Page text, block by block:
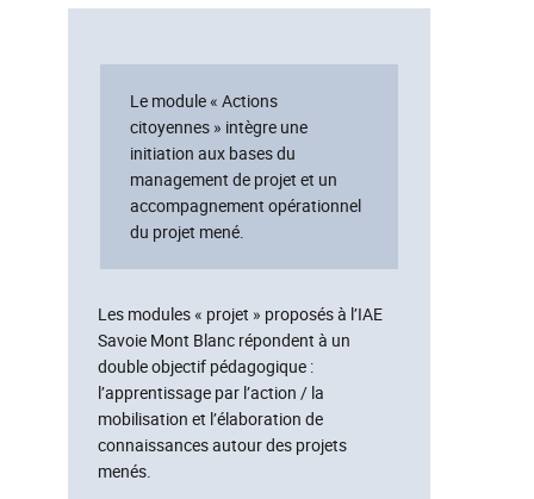
Le module « Actions
citoyennes » intègre une
initiation aux bases du
management de projet et un
accompagnement opérationnel
du projet mené.
Les modules « projet » proposés à l’IAE
Savoie Mont Blanc répondent à un
double objectif pédagogique :
l’apprentissage par l’action / la
mobilisation et l’élaboration de
connaissances autour des projets
menés.